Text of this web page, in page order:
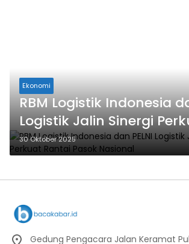
Ekonomi
RBM Logistik Indonesia
Logistik Jalin Sinergi
Rantai Pasok Nasional
30 Oktober 2025
Gedung Pengacara Jalan Keramat